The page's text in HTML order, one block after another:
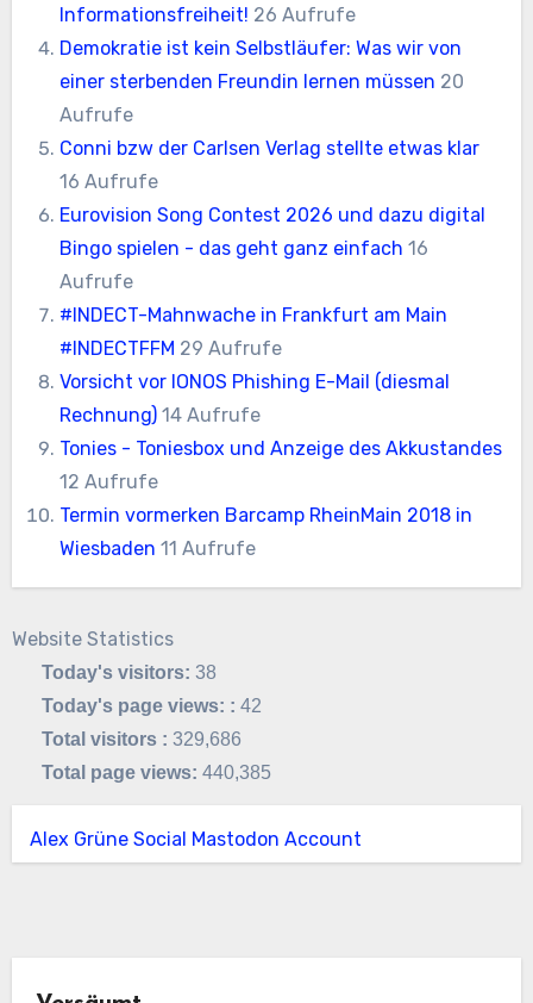
Informationsfreiheit! 26 Aufrufe
Demokratie ist kein Selbstläufer: Was wir von
einer sterbenden Freundin lernen müssen 20
Aufrufe
Conni bzw der Carlsen Verlag stellte etwas klar
16 Aufrufe
Eurovision Song Contest 2026 und dazu digital
Bingo spielen - das geht ganz einfach 16
Aufrufe
#INDECT-Mahnwache in Frankfurt am Main
#INDECTFFM 29 Aufrufe
Vorsicht vor IONOS Phishing E-Mail (diesmal
Rechnung) 14 Aufrufe
Tonies - Toniesbox und Anzeige des Akkustandes
12 Aufrufe
Termin vormerken Barcamp RheinMain 2018 in
Wiesbaden 11 Aufrufe
Website Statistics
Today's visitors:38
Today's page views: :42
Total visitors :329,686
Total page views:440,385
Alex Grüne Social Mastodon Account